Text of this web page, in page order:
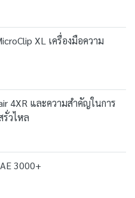
XL เครื่องมือความ
4XR และความสำคัญในการ
วไหล
3000+